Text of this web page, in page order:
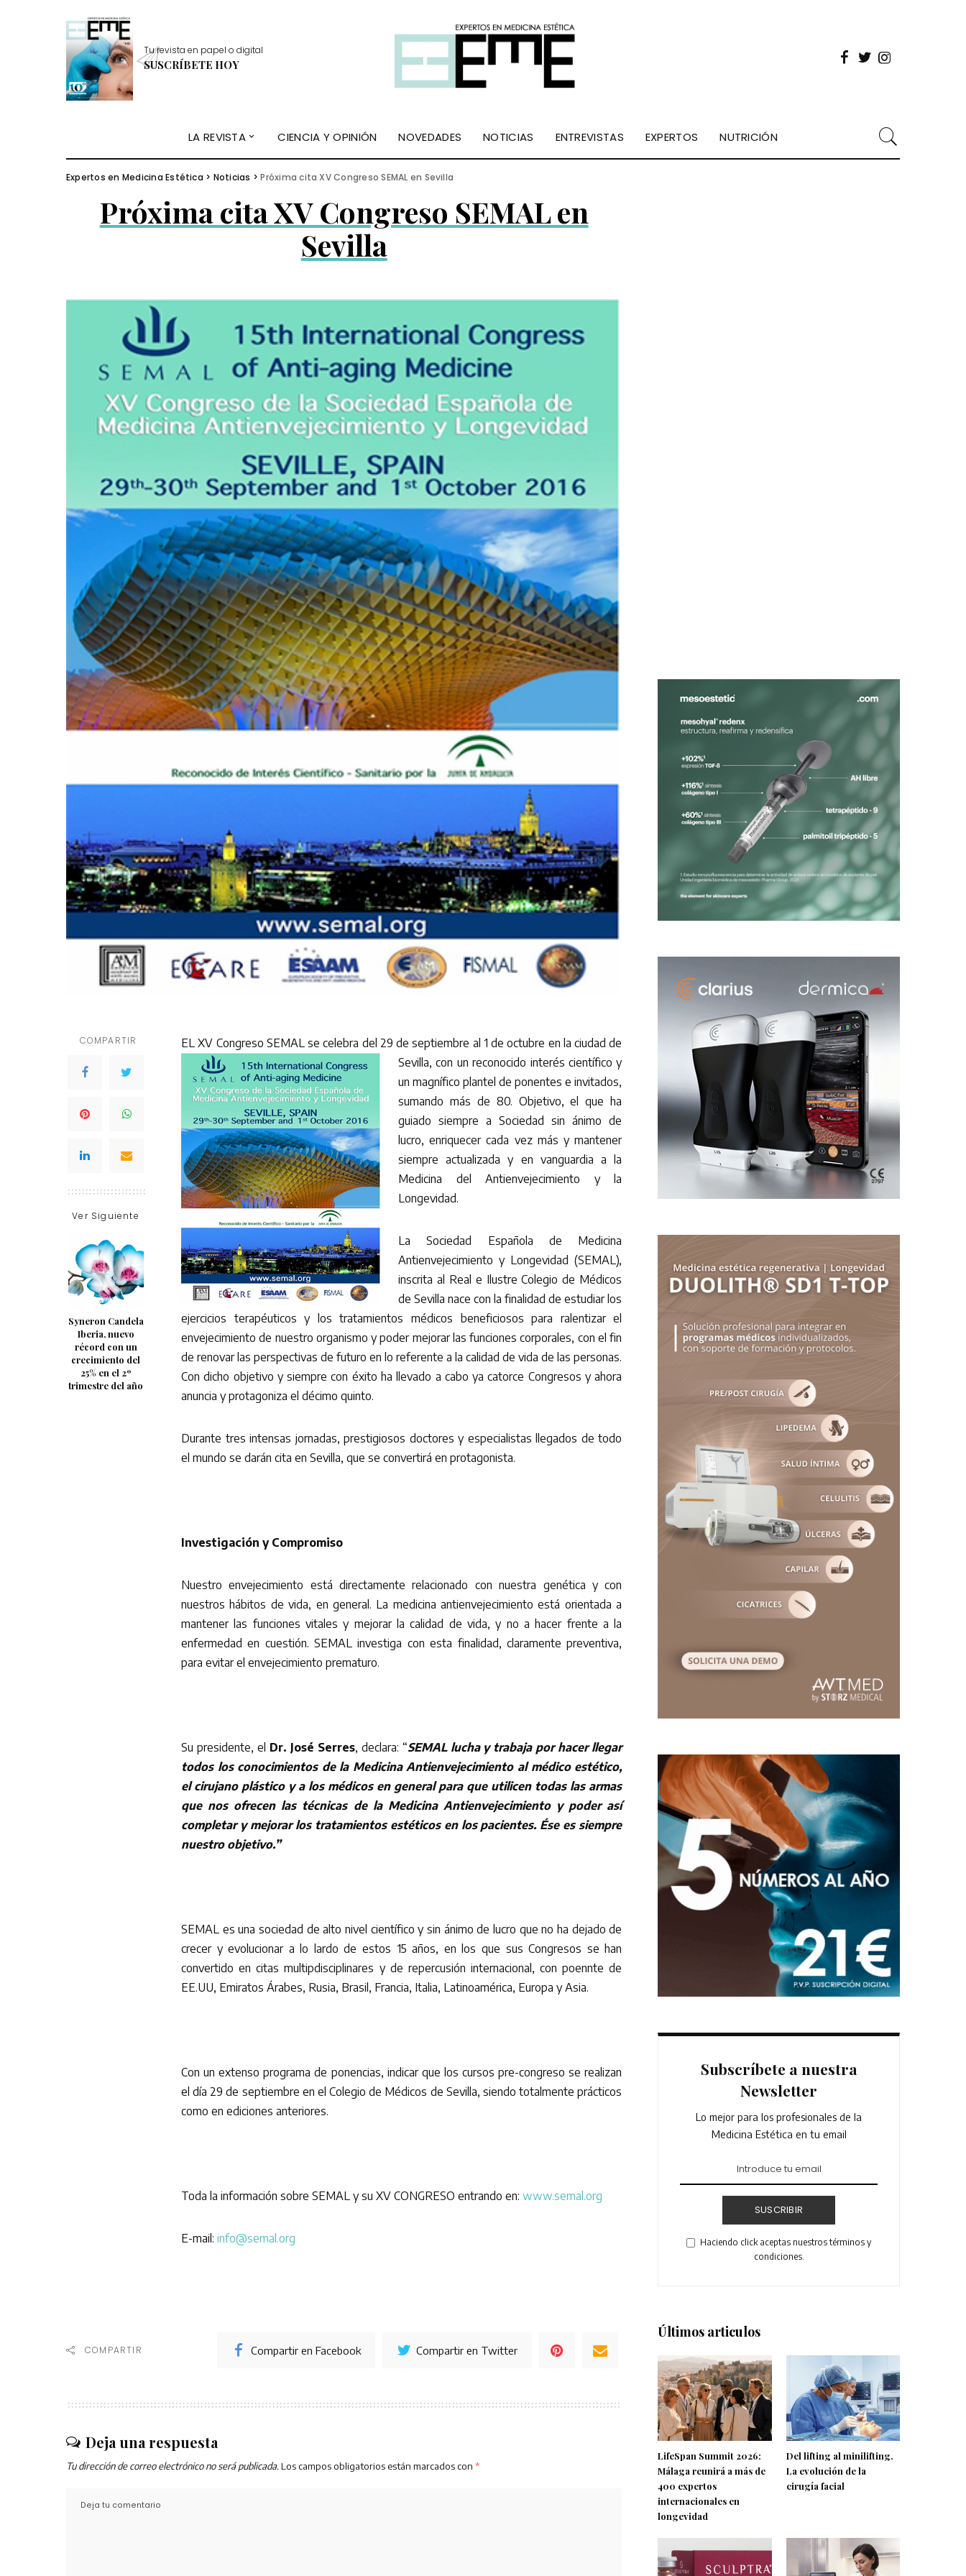
Tu revista en papel o digital
SUSCRÍBETE HOY
LA REVISTA CIENCIA Y OPINIÓN NOVEDADES NOTICIAS ENTREVISTAS EXPERTOS NUTRICIÓN
Expertos en Medicina Estética > Noticias >Próxima cita XV Congreso SEMAL en Sevilla
Próxima cita XV Congreso SEMAL en
Sevilla
COMPARTIR
Ver Siguiente
Syneron Candela
Iberia, nuevo
récord con un
crecimiento del
25% en el 2º
trimestre del año
EL XV Congreso SEMAL se celebra del 29 de septiembre al 1 de octubre en la ciudad de
Sevilla, con un reconocido interés científico y
un magnífico plantel de ponentes e invitados,
sumando más de 80. Objetivo, el que ha
guiado siempre a Sociedad sin ánimo de
lucro, enriquecer cada vez más y mantener
siempre actualizada y en vanguardia a la
Medicina del Antienvejecimiento y la
Longevidad.
La Sociedad Española de Medicina
Antienvejecimiento y Longevidad (SEMAL),
inscrita al Real e Ilustre Colegio de Médicos
de Sevilla nace con la finalidad de estudiar los
ejercicios terapéuticos y los tratamientos médicos beneficiosos para ralentizar el
envejecimiento de nuestro organismo y poder mejorar las funciones corporales, con el fin
de renovar las perspectivas de futuro en lo referente a la calidad de vida de las personas.
Con dicho objetivo y siempre con éxito ha llevado a cabo ya catorce Congresos y ahora
anuncia y protagoniza el décimo quinto.
Durante tres intensas jornadas, prestigiosos doctores y especialistas llegados de todo
el mundo se darán cita en Sevilla, que se convertirá en protagonista.
Investigación y Compromiso
Nuestro envejecimiento está directamente relacionado con nuestra genética y con
nuestros hábitos de vida, en general. La medicina antienvejecimiento está orientada a
mantener las funciones vitales y mejorar la calidad de vida, y no a hacer frente a la
enfermedad en cuestión. SEMAL investiga con esta finalidad, claramente preventiva,
para evitar el envejecimiento prematuro.
Su presidente, el Dr. José Serres, declara: “SEMAL lucha y trabaja por hacer llegar
todos los conocimientos de la Medicina Antienvejecimiento al médico estético,
el cirujano plástico y a los médicos en general para que utilicen todas las armas
que nos ofrecen las técnicas de la Medicina Antienvejecimiento y poder así
completar y mejorar los tratamientos estéticos en los pacientes. Ése es siempre
nuestro objetivo.”
SEMAL es una sociedad de alto nivel científico y sin ánimo de lucro que no ha dejado de
crecer y evolucionar a lo lardo de estos 15 años, en los que sus Congresos se han
convertido en citas multipdisciplinares y de repercusión internacional, con poennte de
EE.UU, Emiratos Árabes, Rusia, Brasil, Francia, Italia, Latinoamérica, Europa y Asia.
Con un extenso programa de ponencias, indicar que los cursos pre-congreso se realizan
el día 29 de septiembre en el Colegio de Médicos de Sevilla, siendo totalmente prácticos
como en ediciones anteriores.
Toda la información sobre SEMAL y su XV CONGRESO entrando en: www.semal.org
E-mail: info@semal.org
COMPARTIR Compartir en Facebook Compartir en Twitter
Deja una respuesta
Tu dirección de correo electrónico no será publicada. Los campos obligatorios están marcados con *
Subscríbete a nuestra
Newsletter
Lo mejor para los profesionales de la
Medicina Estética en tu email
SUSCRIBIR
Haciendo click aceptas nuestros términos y
condiciones.
Últimos articulos
LifeSpan Summit 2026:
Málaga reunirá a más de
400 expertos
internacionales en
longevidad
Del lifting al minilifting.
La evolución de la
cirugía facial